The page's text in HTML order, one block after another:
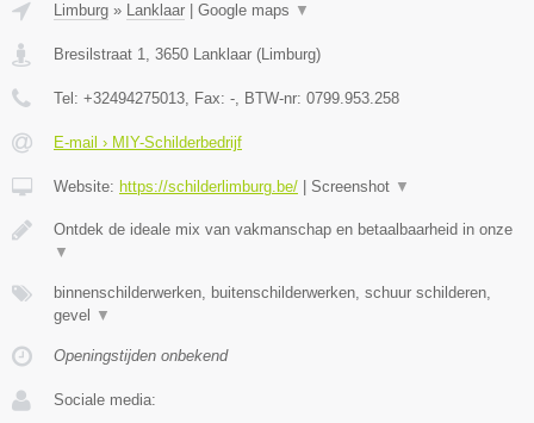
Limburg » Lanklaar Google maps ▼
Bresilstraat 1 3650 Lanklaar ( Limburg)
Tel: +32494275013 , Fax: - , BTW-nr: 0799.953.258
E-mail › MIY-Schilderbedrijf
Website: https://schilderlimburg.be/ Screenshot ▼
Ontdek de ideale mix van vakmanschap en betaalbaarheid in onze
▼
binnenschilderwerken, buitenschilderwerken, schuur schilderen,
gevel
▼
Openingstijden onbekend
Sociale media: